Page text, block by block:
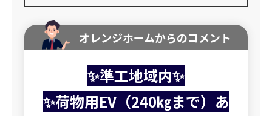
オレンジホームからのコメント
✨準工地域内✨
✨荷物用EV（240㎏まで）あ